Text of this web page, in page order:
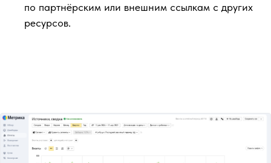
по партнёрским или внешним ссылкам с других
ресурсов.